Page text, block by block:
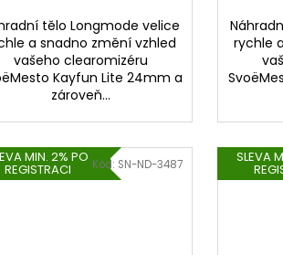
tělo Longmode velice
a snadno změní vzhled
vašeho clearomizéru
Kayfun Lite 24mm a
zároveň...
rychle
MIN. 2% PO
REGISTRACI Kód: SN-ND-3487 SLEVA